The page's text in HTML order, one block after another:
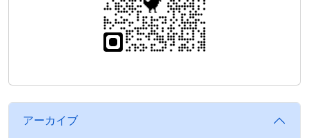
アーカイブ